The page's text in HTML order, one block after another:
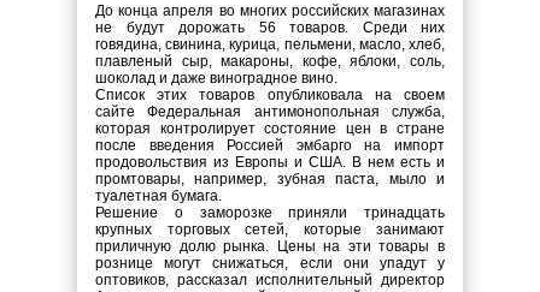
До конца апреля во многих российских магазинах
не будут дорожать 56 товаров. Среди них
говядина, свинина, курица, пельмени, масло, хлеб,
плавленый сыр, макароны, кофе, яблоки, соль,
шоколад и даже виноградное вино.
Список этих товаров опубликовала на своем
сайте Федеральная антимонопольная служба,
которая контролирует состояние цен в стране
после введения Россией эмбарго на импорт
продовольствия из Европы и США. В нем есть и
промтовары, например, зубная паста, мыло и
туалетная бумага.
Решение о заморозке приняли тринадцать
крупных торговых сетей, которые занимают
приличную долю рынка. Цены на эти товары в
рознице могут снижаться, если они упадут у
оптовиков, рассказал исполнительный директор